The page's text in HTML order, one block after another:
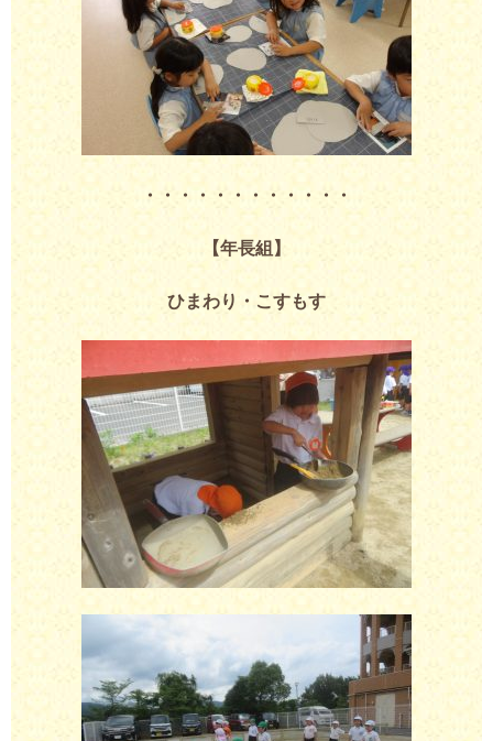
・・・・・・・・・・・・
【年長組】
ひまわり・こすもす